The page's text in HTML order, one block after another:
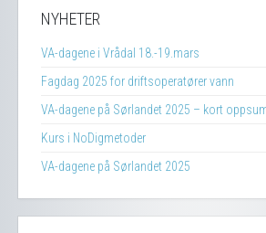
NYHETER
VA-dagene i Vrådal 18.-19.mars
Fagdag 2025 for driftsoperatører vann
VA-dagene på Sørlandet 2025 – kort
Kurs i NoDigmetoder
VA-dagene på Sørlandet 2025